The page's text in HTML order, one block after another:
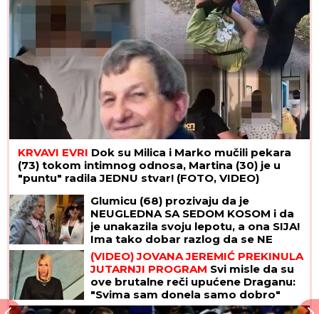
KRVAVI EVRI Dok su Milica i Marko mučili pekara
(73) tokom intimnog odnosa, Martina (30) je u
"puntu" radila JEDNU stvar! (FOTO, VIDEO)
Glumicu (68) prozivaju da je
NEUGLEDNA SA SEDOM KOSOM i da
je unakazila svoju lepotu, a ona SIJA!
Ima tako dobar razlog da se NE
FARBA i ne mari za komentare
(VIDEO) JOVANA JEREMIĆ PREKINULA
JUTARNJI PROGRAM Svi misle da su
ove brutalne reči upućene Draganu:
"Svima sam donela samo dobro"